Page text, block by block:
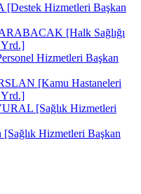
Hizmetleri Başkan
[Halk Sağlığı
Yrd.]
Hizmetleri Başkan
[Kamu Hastaneleri
Yrd.]
[Sağlık Hizmetleri
Hizmetleri Başkan